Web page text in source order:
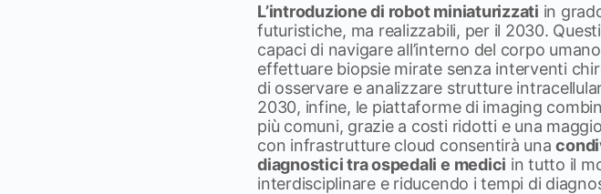
L’introduzione di robot miniaturizzati in
futuristiche, ma realizzabili, per il 2030.
capaci di navigare all’interno del corpo
effettuare biopsie mirate senza interventi
di osservare e analizzare strutture
2030, infine, le piattaforme di imaging
più comuni, grazie a costi ridotti e una
con infrastrutture cloud consentirà una
diagnostici tra ospedali e medici in tutto il
interdisciplinare e riducendo i tempi di